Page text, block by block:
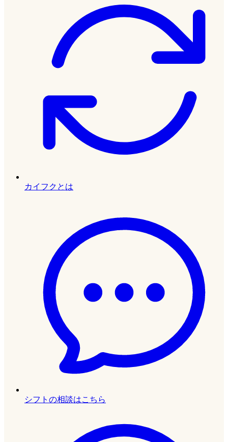
カイフクとは
シフトの相談はこちら